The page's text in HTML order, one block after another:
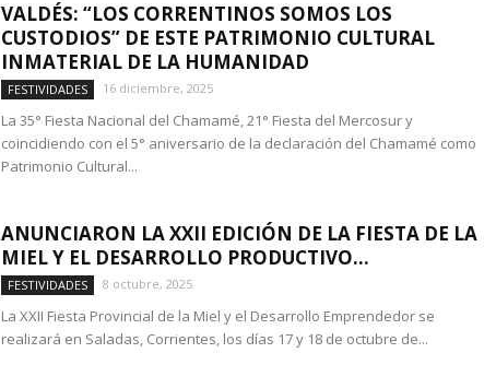
VALDÉS: “LOS CORRENTINOS SOMOS LOS
CUSTODIOS” DE ESTE PATRIMONIO CULTURAL
INMATERIAL DE LA HUMANIDAD
FESTIVIDADES 16 diciembre, 2025
La 35° Fiesta Nacional del Chamamé, 21° Fiesta del Mercosur y
coincidiendo con el 5° aniversario de la declaración del Chamamé como
Patrimonio Cultural...
ANUNCIARON LA XXII EDICIÓN DE LA FIESTA DE LA
MIEL Y EL DESARROLLO PRODUCTIVO...
FESTIVIDADES 8 octubre, 2025
La XXII Fiesta Provincial de la Miel y el Desarrollo Emprendedor se
realizará en Saladas, Corrientes, los días 17 y 18 de octubre de...